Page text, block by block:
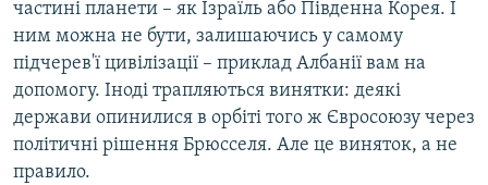
частині планети – як Ізраїль або Південна Корея. І
ним можна не бути, залишаючись у самому
підчерев'ї цивілізації – приклад Албанії вам на
допомогу. Іноді трапляються винятки: деякі
держави опинилися в орбіті того ж Євросоюзу через
політичні рішення Брюсселя. Але це виняток, а не
правило.